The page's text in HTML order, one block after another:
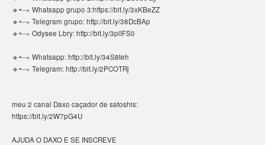
🔹•--» Whatsapp grupo 3:https://bit.ly/3xKBeZZ
🔹•--» Telegram grupo: http://bit.ly/38DcBAp
🔹•--» Odysee Lbry: http://bit.ly/3plIFS0
🔹•--» Whatsapp: http://bit.ly/34S8teh
🔹•--» Telegram: http://bit.ly/2PCOTRj
meu 2 canal Daxo caçador de satoshis:
https://bit.ly/2W7pG4U
AJUDA O DAXO E SE INSCREVE